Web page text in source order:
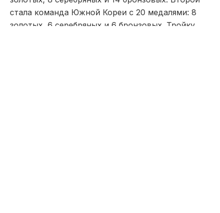
стала команда Южной Кореи с 20 медалями: 8
золотых, 6 серебряных и 6 бронзовых. Тройку